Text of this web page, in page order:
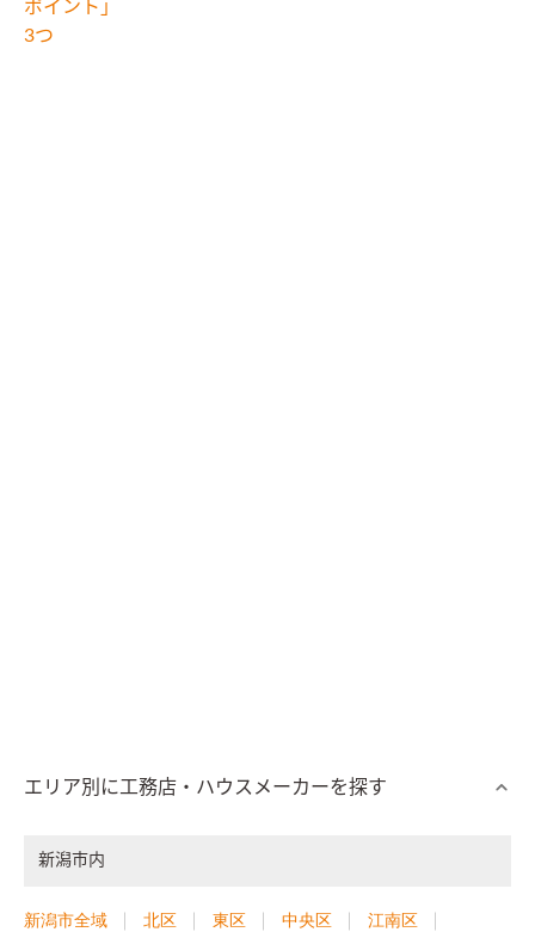
エリア別に工務店・ハウスメーカーを探す
新潟市内
新潟市全域 北区 東区 中央区 江南区